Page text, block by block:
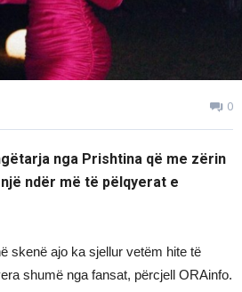
0
nga Prishtina që me zërin
ndër më të pëlqyerat e
skenë ajo ka sjellur vetëm hite të
shumë nga fansat, përcjell ORAinfo.